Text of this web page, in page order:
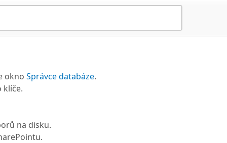
okno Správce databáze.
klíče.
na disku.